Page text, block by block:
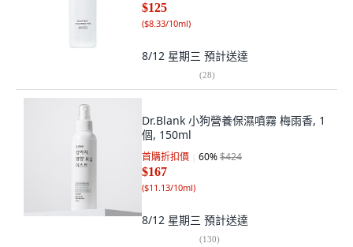
$125
($8.33/10ml)
8/12 星期三 預計送達
(28)
Dr.Blank 小狗營養保濕噴霧 梅雨香, 1
個, 150ml
首購折扣價 60%$424
$167
($11.13/10ml)
8/12 星期三 預計送達
(130)